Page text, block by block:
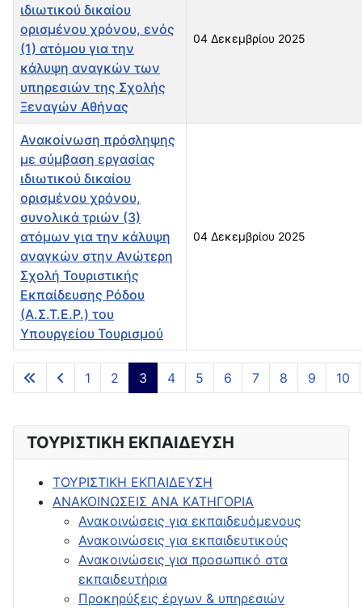
ΤΟΥΡΙΣΤΙΚΗ ΕΚΠΑΙΔΕΥΣΗ
ΤΟΥΡΙΣΤΙΚΗ ΕΚΠΑΙΔΕΥΣΗ
ΑΝΑΚΟΙΝΩΣΕΙΣ ΑΝΑ ΚΑΤΗΓΟΡΙΑ
Ανακοινώσεις για εκπαιδευόμενους
Ανακοινώσεις για εκπαιδευτικούς
Ανακοινώσεις για προσωπικό στα
εκπαιδευτήρια
Προκηρύξεις έργων & υπηρεσιών
Άρθρα
ιδιωτικού δικαίου
ορισμένου χρόνου, ενός
(1) ατόμου για την
κάλυψη αναγκών των
υπηρεσιών της Σχολής
Ξεναγών Αθήνας
04 Δεκεμβρίου 2025
Ανακοίνωση πρόσληψης
με σύμβαση εργασίας
ιδιωτικού δικαίου
ορισμένου χρόνου,
συνολικά τριών (3)
ατόμων για την κάλυψη
αναγκών στην Ανώτερη
Σχολή Τουριστικής
Εκπαίδευσης Ρόδου
(Α.Σ.Τ.Ε.Ρ.) του
Υπουργείου Τουρισμού
04 Δεκεμβρίου 2025
Σελίδα 3 από 33
1 2 3 4 5 6 7 8 9 10